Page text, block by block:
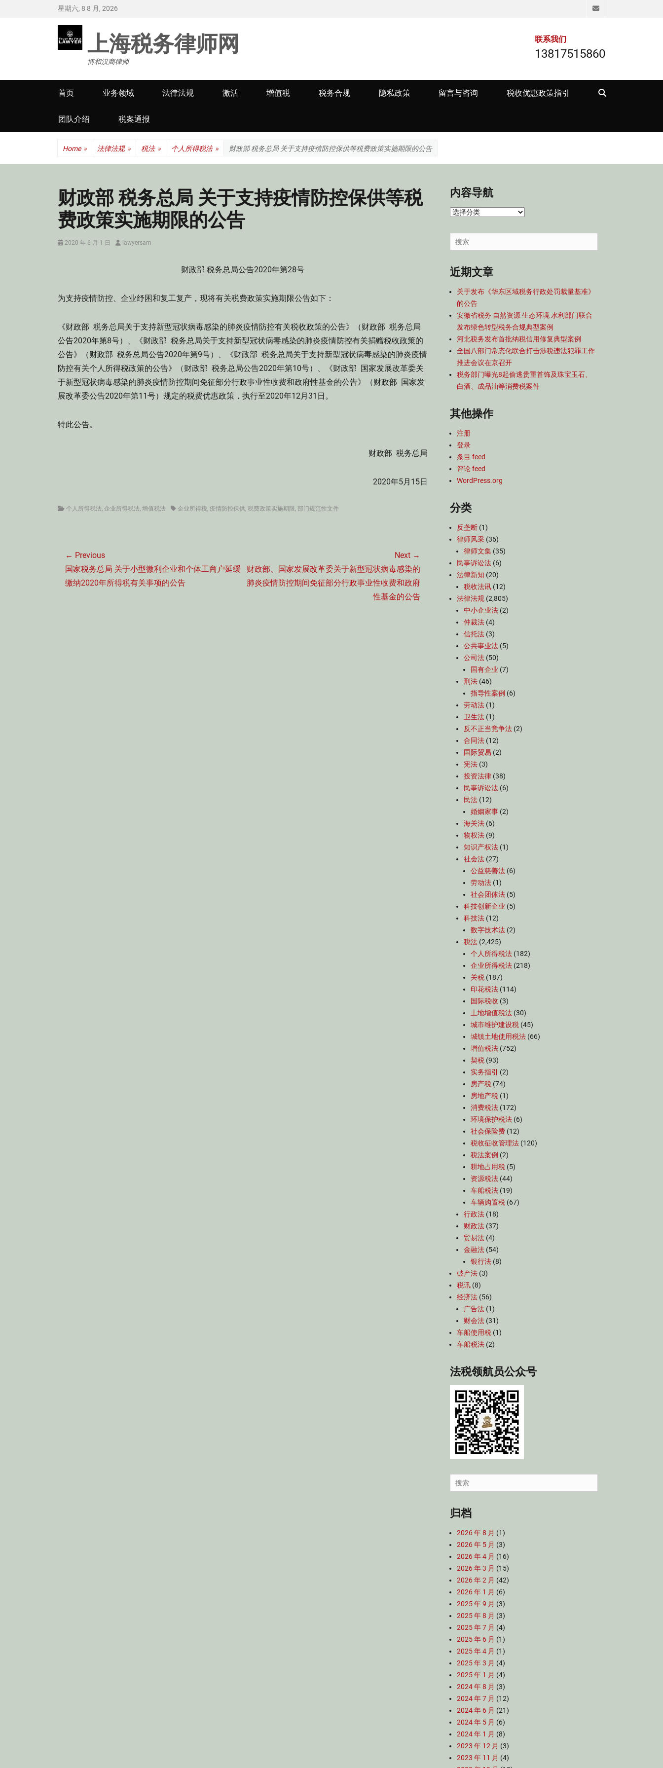
星期六, 8 8 月, 2026 Email
上海税务律师网
博和汉商律师
联系我们
13817515860
Primary
menu
首页 业务领域 法律法规 激活 增值税 税务合规 隐私政策 留言与咨询 税收优惠政策指引
团队介绍 税案通报
Home » 法律法规 » 税法 » 个人所得税法 » 财政部 税务总局 关于支持疫情防控保供等税费政策实施期限的公告
财政部 税务总局 关于支持疫情防控保供等税
费政策实施期限的公告
Posted
2020 年 6 月 1 日 Authorlawyersam
财政部 税务总局公告2020年第28号
为支持疫情防控、企业纾困和复工复产，现将有关税费政策实施期限公告如下：
《财政部 税务总局关于支持新型冠状病毒感染的肺炎疫情防控有关税收政策的公告》（财政部 税务总局
公告2020年第8号）、《财政部 税务总局关于支持新型冠状病毒感染的肺炎疫情防控有关捐赠税收政策的
公告》（财政部 税务总局公告2020年第9号）、《财政部 税务总局关于支持新型冠状病毒感染的肺炎疫情
防控有关个人所得税政策的公告》（财政部 税务总局公告2020年第10号）、《财政部 国家发展改革委关
于新型冠状病毒感染的肺炎疫情防控期间免征部分行政事业性收费和政府性基金的公告》（财政部 国家发
展改革委公告2020年第11号）规定的税费优惠政策，执行至2020年12月31日。
特此公告。
财政部 税务总局
2020年5月15日
Categories
个人所得税法, 企业所得税法, 增值税法 Tags企业所得税, 疫情防控保供, 税费政策实施期限, 部门规范性文件
章
导
航
← Previous
Previous
post:
国家税务总局 关于小型微利企业和个体工商户延缓
缴纳2020年所得税有关事项的公告
Next →
Next
post:
财政部、国家发展改革委关于新型冠状病毒感染的
肺炎疫情防控期间免征部分行政事业性收费和政府
性基金的公告
内容导航
内
导
航
Search
for:
近期文章
关于发布《华东区域税务行政处罚裁量基准》
的公告
安徽省税务 自然资源 生态环境 水利部门联合
发布绿色转型税务合规典型案例
河北税务发布首批纳税信用修复典型案例
全国八部门常态化联合打击涉税违法犯罪工作
推进会议在京召开
税务部门曝光8起偷逃贵重首饰及珠宝玉石、
白酒、成品油等消费税案件
其他操作
注册
登录
条目 feed
评论 feed
WordPress.org
分类
反垄断 (1)
律师风采 (36)
律师文集 (35)
民事诉讼法 (6)
法律新知 (20)
税收法讯 (12)
法律法规 (2,805)
中小企业法 (2)
仲裁法 (4)
信托法 (3)
公共事业法 (5)
公司法 (50)
国有企业 (7)
刑法 (46)
指导性案例 (6)
劳动法 (1)
卫生法 (1)
反不正当竞争法 (2)
合同法 (12)
国际贸易 (2)
宪法 (3)
投资法律 (38)
民事诉讼法 (6)
民法 (12)
婚姻家事 (2)
海关法 (6)
物权法 (9)
知识产权法 (1)
社会法 (27)
公益慈善法 (6)
劳动法 (1)
社会团体法 (5)
科技创新企业 (5)
科技法 (12)
数字技术法 (2)
税法 (2,425)
个人所得税法 (182)
企业所得税法 (218)
关税 (187)
印花税法 (114)
国际税收 (3)
土地增值税法 (30)
城市维护建设税 (45)
城镇土地使用税法 (66)
增值税法 (752)
契税 (93)
实务指引
(2)
房产税 (74)
房地产税 (1)
消费税法 (172)
环境保护税法 (6)
社会保险费 (12)
税收征收管理法 (120)
税法案例 (2)
耕地占用税 (5)
资源税法 (44)
车船税法 (19)
车辆购置税 (67)
行政法 (18)
财政法 (37)
贸易法 (4)
金融法 (54)
银行法 (8)
破产法 (3)
税讯 (8)
经济法 (56)
广告法 (1)
财会法 (31)
车船使用税 (1)
车船税法 (2)
法税领航员公众号
Search
for:
归档
2026 年 8 月 (1)
2026 年 5 月 (3)
2026 年 4 月 (16)
2026 年 3 月 (15)
2026 年 2 月 (42)
2026 年 1 月 (6)
2025 年 9 月 (3)
2025 年 8 月 (3)
2025 年 7 月 (4)
2025 年 6 月 (1)
2025 年 4 月 (1)
2025 年 3 月 (4)
2025 年 1 月 (4)
2024 年 8 月 (3)
2024 年 7 月 (12)
2024 年 6 月 (21)
2024 年 5 月 (6)
2024 年 1 月 (8)
2023 年 12 月 (3)
2023 年 11 月 (4)